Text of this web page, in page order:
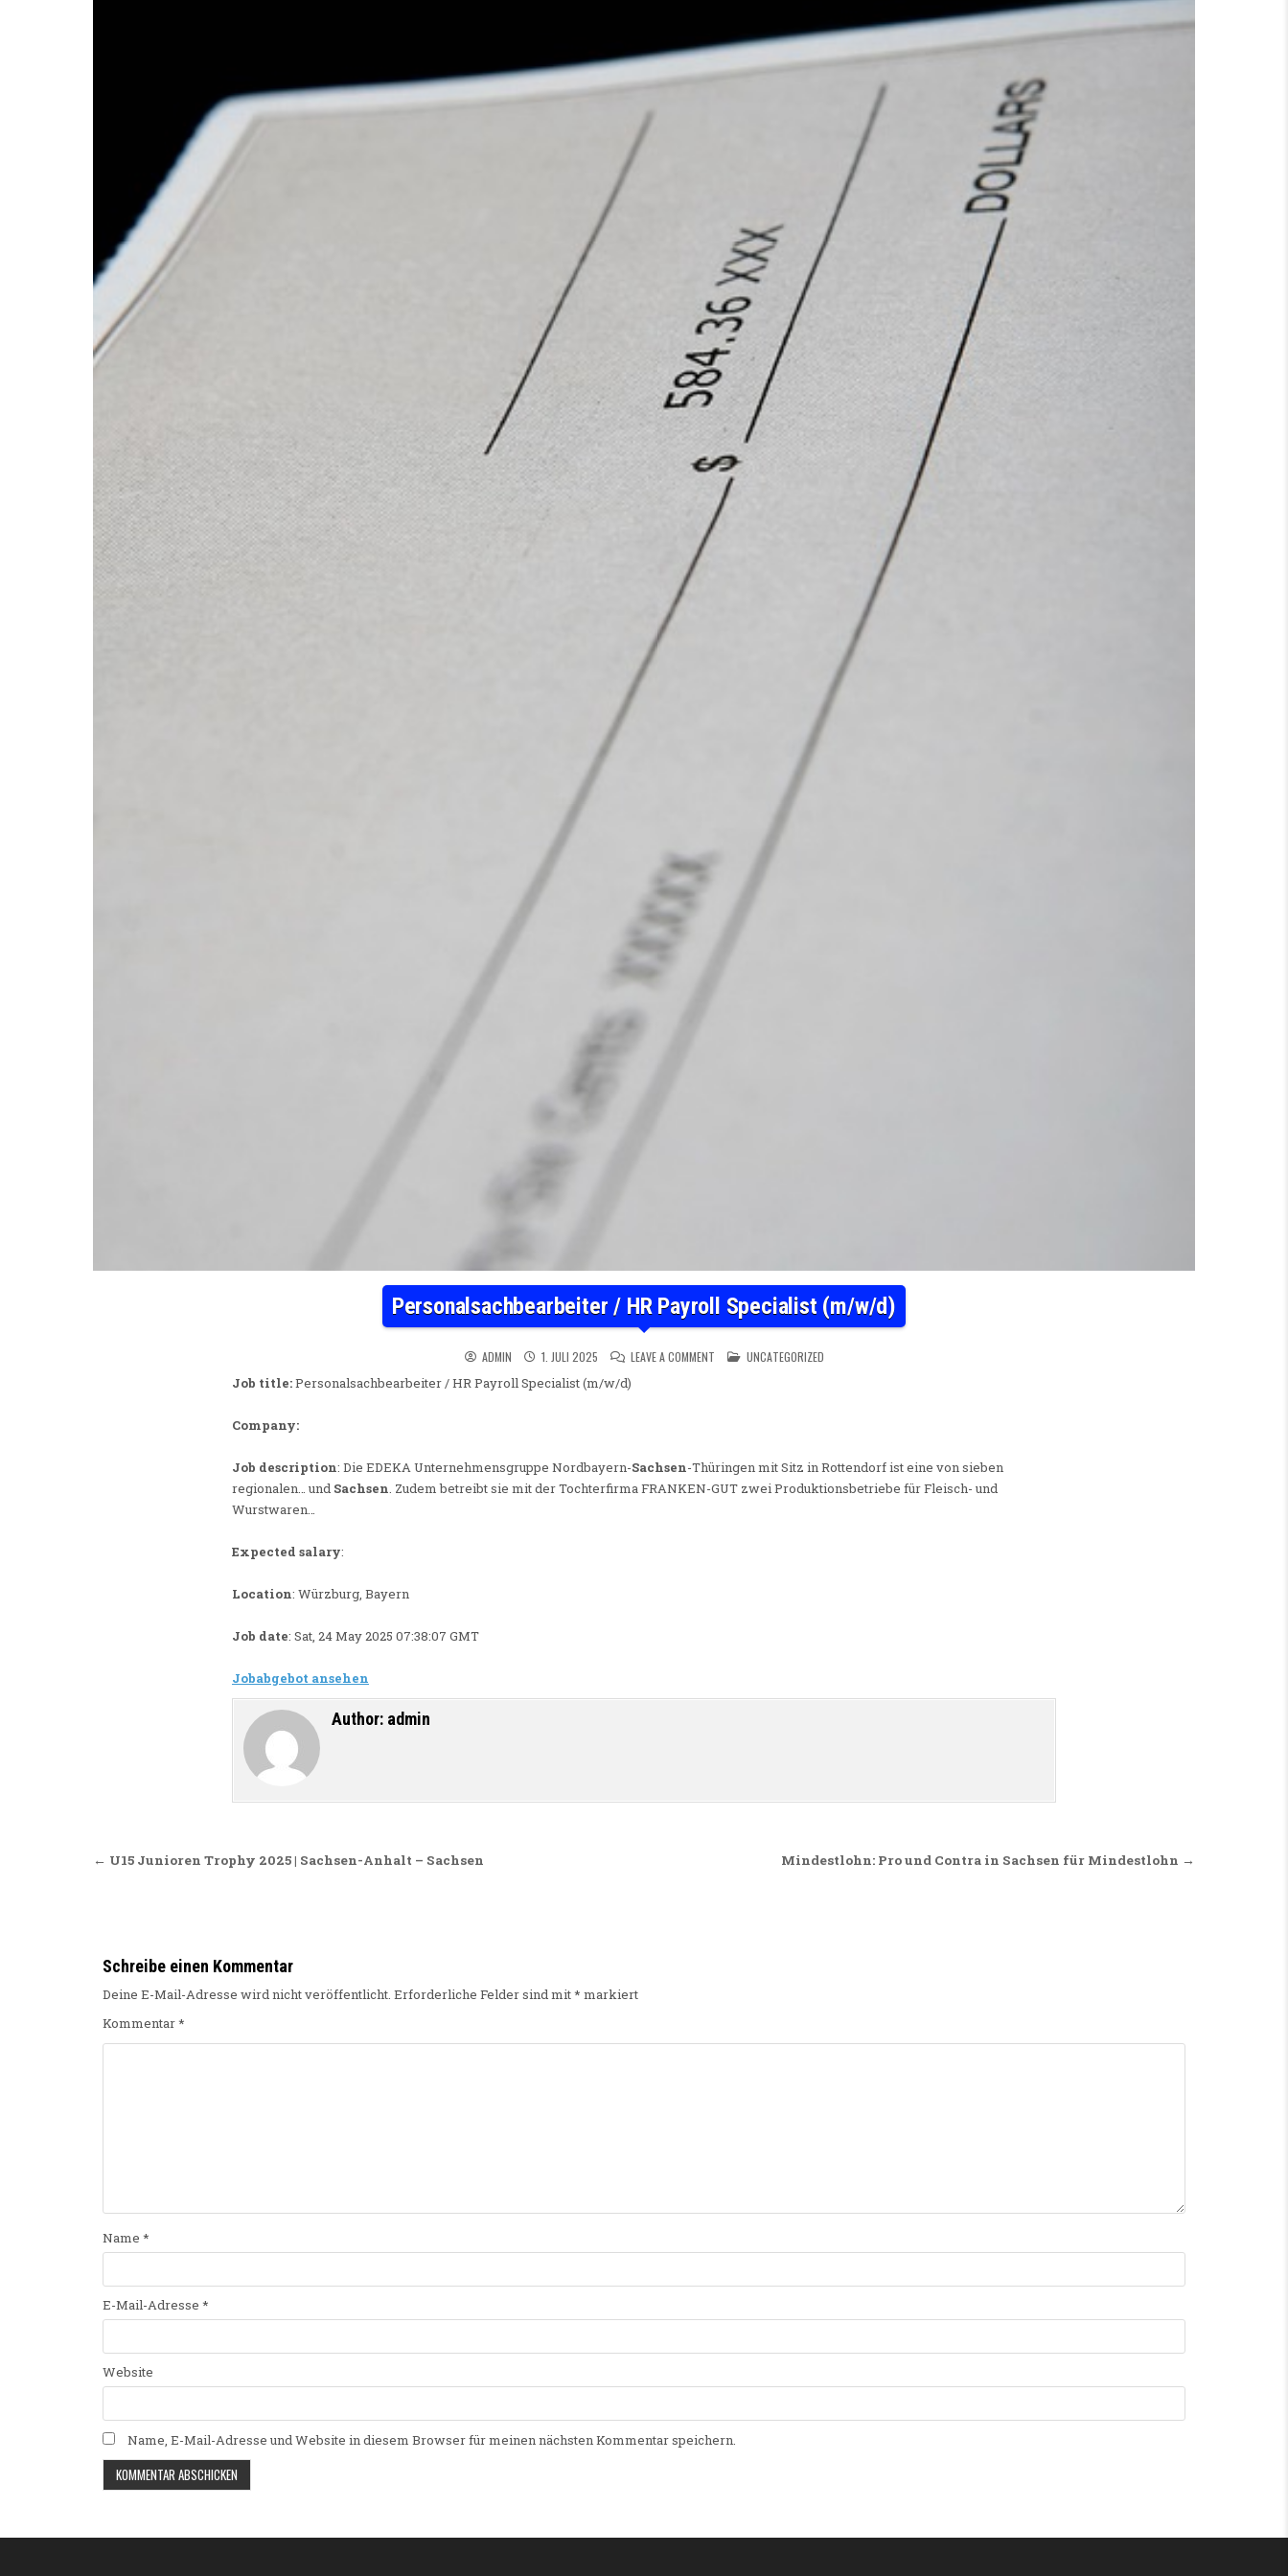
Personalsachbearbeiter / HR Payroll Specialist (m/w/d)
ADMIN 1. JULI 2025 LEAVE A COMMENTON PERSONALSACHBEARBEITER / HR PAYROLL SPECIALIST (M/W/D)
POSTED IN
UNCATEGORIZED
Job title:Personalsachbearbeiter / HR Payroll Specialist (m/w/d)
Company:
Job description: Die EDEKA Unternehmensgruppe Nordbayern-Sachsen-Thüringen mit Sitz in Rottendorf ist eine von sieben
regionalen… und Sachsen. Zudem betreibt sie mit der Tochterfirma FRANKEN-GUT zwei Produktionsbetriebe für Fleisch- und
Wurstwaren…
Expected salary:
Location: Würzburg, Bayern
Job date: Sat, 24 May 2025 07:38:07 GMT
Jobabgebot ansehen
Author: admin
Beitragsnavigation Mindestlohn: Pro und Contra in Sachsen für Mindestlohn →
← U15 Junioren Trophy 2025 | Sachsen-Anhalt – Sachsen
Schreibe einen Kommentar
Deine E-Mail-Adresse wird nicht veröffentlicht. Erforderliche Felder sind mit* markiert
Kommentar*
Name *
E-Mail-Adresse *
Website
Name, E-Mail-Adresse und Website in diesem Browser für meinen nächsten Kommentar speichern.